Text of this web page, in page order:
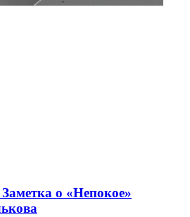
о «Непокое»